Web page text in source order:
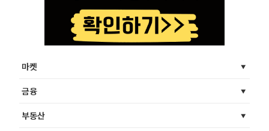
마켓
금융
부동산